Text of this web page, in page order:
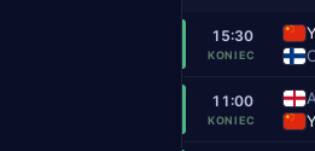
15:30
KONIEC
11:00
KONIEC